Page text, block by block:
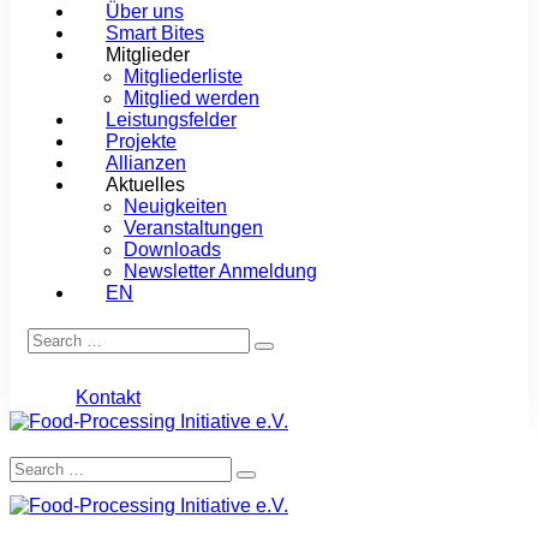
Über uns
Smart Bites
Mitglieder
Mitgliederliste
Mitglied werden
Leistungsfelder
Projekte
Allianzen
Aktuelles
Neuigkeiten
Veranstaltungen
Downloads
Newsletter Anmeldung
EN
Kontakt